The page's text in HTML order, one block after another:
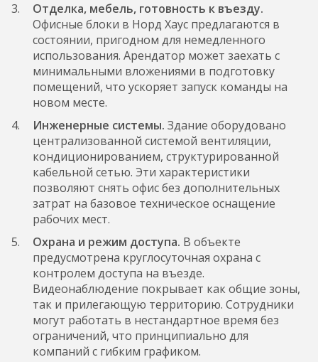
Отделка, мебель, готовность к въезду.
Офисные блоки в Норд Хаус предлагаются в
состоянии, пригодном для немедленного
использования. Арендатор может заехать с
минимальными вложениями в подготовку
помещений, что ускоряет запуск команды на
новом месте.
Инженерные системы. Здание оборудовано
централизованной системой вентиляции,
кондиционированием, структурированной
кабельной сетью. Эти характеристики
позволяют снять офис без дополнительных
затрат на базовое техническое оснащение
рабочих мест.
Охрана и режим доступа. В объекте
предусмотрена круглосуточная охрана с
контролем доступа на въезде.
Видеонаблюдение покрывает как общие зоны,
так и прилегающую территорию. Сотрудники
могут работать в нестандартное время без
ограничений, что принципиально для
компаний с гибким графиком.